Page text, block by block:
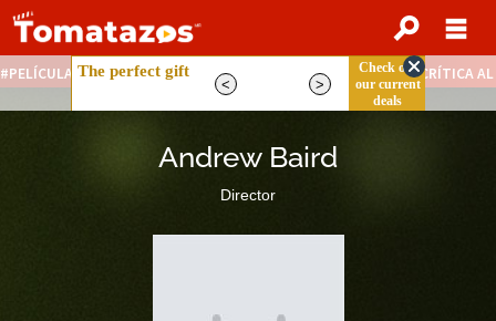
PELÍCULAS STREAMING GRATIS NOTICIAS DESTACADAS CRÍTICA
Andrew Baird
Director